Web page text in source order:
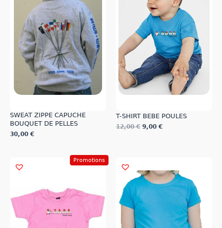
SWEAT ZIPPE CAPUCHE
BOUQUET DE PELLES
30,00 €
variations.
Les
options
peuvent
T-SHIRT BEBE POULES
12,00€ 9,00 €
plusieurs
variations.
Les
options
peuvent
être
Promotions